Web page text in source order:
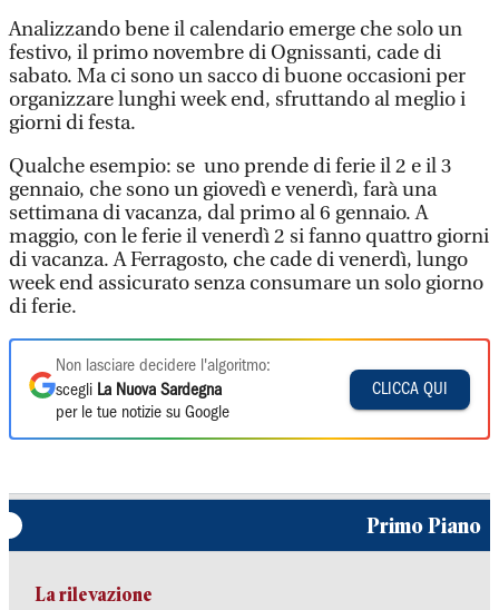
Analizzando bene il calendario emerge che solo un
festivo, il primo novembre di Ognissanti, cade di
sabato. Ma ci sono un sacco di buone occasioni per
organizzare lunghi week end, sfruttando al meglio i
giorni di festa.
Qualche esempio: se uno prende di ferie il 2 e il 3
gennaio, che sono un giovedì e venerdì, farà una
settimana di vacanza, dal primo al 6 gennaio. A
maggio, con le ferie il venerdì 2 si fanno quattro giorni
di vacanza. A Ferragosto, che cade di venerdì, lungo
week end assicurato senza consumare un solo giorno
di ferie.
Non lasciare decidere l'algoritmo:
scegli La Nuova Sardegna
per le tue notizie su Google
CLICCA QUI
Primo Piano
La rilevazione